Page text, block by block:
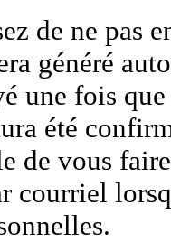
de ne pas
généré
une fois
été
de vous
courriel